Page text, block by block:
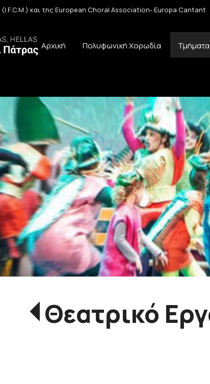
και της European Choral Association- Europa Cantant
Αρχική Πολυφωνική Χορωδία Τμήματα
Θεατρικό